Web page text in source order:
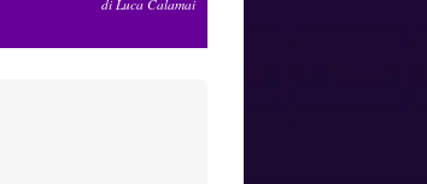
L’AMICHEVOLE CON IL
di Luca Calamai